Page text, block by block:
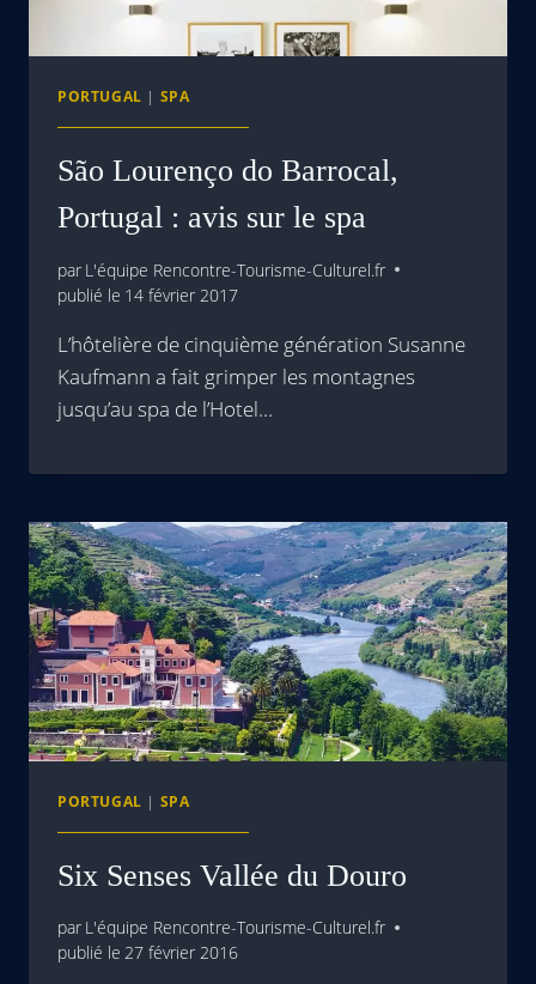
PORTUGAL | SPA
São Lourenço do Barrocal,
Portugal : avis sur le spa
par L'équipe Rencontre-Tourisme-Culturel.fr
publié le 14 février 2017
L’hôtelière de cinquième génération Susanne
Kaufmann a fait grimper les montagnes
jusqu’au spa de l’Hotel…
PORTUGAL | SPA
Six Senses Vallée du Douro
par L'équipe Rencontre-Tourisme-Culturel.fr
publié le 27 février 2016